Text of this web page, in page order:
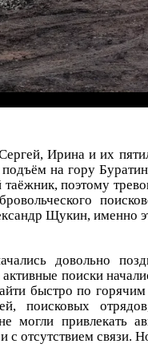
Ирина и их
на гору
поэтому
Щукин, именно
довольно
поиски
быстро по
поисковых
могли привлекать
с отсутствием связи.